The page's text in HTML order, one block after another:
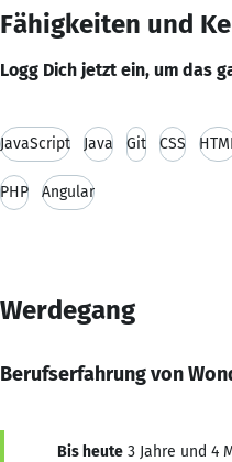
Fähigkeiten und
Logg Dich jetzt ein, um das
JavaScript Java Git CSS
PHP Angular
Werdegang
Berufserfahrung von
Bis heute 3 Jahre und 4